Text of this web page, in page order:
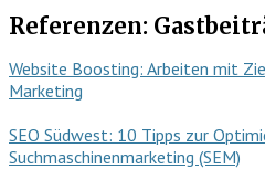
Referenzen:
Website Boosting: Arbeiten mit
Marketing
SEO Südwest: 10 Tipps zur
Suchmaschinenmarketing (SEM)